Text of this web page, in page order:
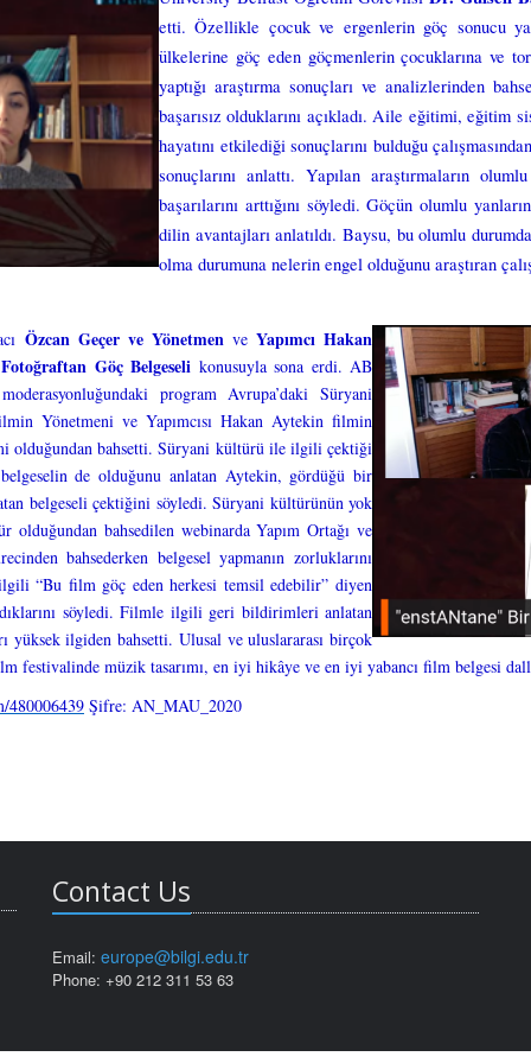
etti. Özellikle çocuk ve ergenlerin göç sonucu
ülkelerine göç eden göçmenlerin çocuklarına ve
yaptığı araştırma sonuçları ve analizlerinden
başarısız olduklarını açıkladı. Aile eğitimi,
hayatını etkilediği sonuçlarını bulduğu
sonuçlarını anlattı. Yapılan araştırmaların
başarılarını arttığını söyledi. Göçün olumlu
dilin avantajları anlatıldı. Baysu, bu olumlu
olma durumuna nelerin engel olduğunu araştıran
Özcan Geçer ve Yönetmen veYapımcı Hakan
Göç Belgeseli konusuyla sona erdi. AB
program Avrupa’daki Süryani
Yönetmeni ve Yapımcısı Hakan Aytekin filmin
olduğundan bahsetti. Süryani kültürü ile ilgili çektiği
de olduğunu anlatan Aytekin, gördüğü bir
belgeseli çektiğini söyledi. Süryani kültürünün yok
olduğundan bahsedilen webinarda Yapım Ortağı ve
bahsederken belgesel yapmanın zorluklarını
“Bu film göç eden herkesi temsil edebilir” diyen
söyledi. Filmle ilgili geri bildirimleri anlatan
yüksek ilgiden bahsetti. Ulusal ve uluslararası birçok
festivalinde müzik tasarımı, en iyi hikâye ve en iyi yabancı film belgesi
480006439 Şifre: AN_MAU_2020
Contact Us
Email: europe@bilgi.edu.tr
Phone: +90 212 311 53 63